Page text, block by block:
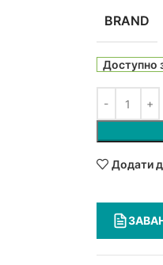
BRAND
Доступно
Додати